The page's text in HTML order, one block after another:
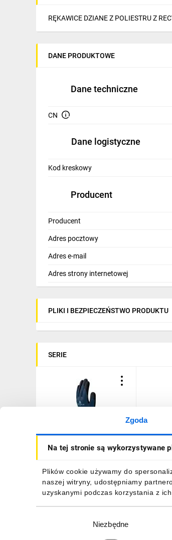
Zgoda
Na tej stronie są wykorzystywane
Plików cookie używamy do
naszej witryny, udostępniamy
uzyskanymi podczas korzystania z
Niezbędne
Napędy elektryczne
Dom i ogród
Odzież ochronna i BHP
Smart home
Elektromobilność
Wentylacja i rekuperacja
RĘKAWICE DZIANE Z POLIESTRU Z
DANE PRODUKTOWE
Dane techniczne
CN
Dane logistyczne
Kod kreskowy
Producent
Producent
Adres pocztowy
Adres e-mail
Adres strony internetowej
PLIKI I BEZPIECZEŃSTWO PRODUKTU
SERIE
Rękawice dziane z
poliestru z recyklingu i
Niebiesko-Czarny, rozmiar:
6, VE723GREEN06
12,78 złbrutto
poliestru
7,
12,78